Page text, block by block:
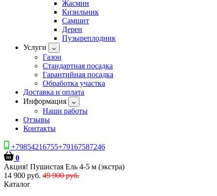
Жасмин
Кизильник
Самшит
Дерен
Пузыреплодник
Услуги
Газон
Стандартная посадка
Гарантийная посадка
Обработка участка
Доставка и оплата
Информация
Наши работы
Отзывы
Контакты
+79854216755+79167587246
0
Акция! Пушистая Ель 4-5 м (экстра)
14 900 руб. 49 900 руб.
Каталог